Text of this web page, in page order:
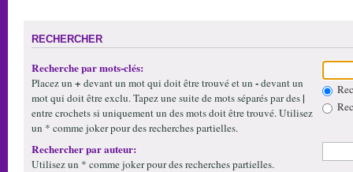
RECHERCHER
Recherche par mots-clés:
Placez un + devant un mot qui doit être trouvé et un -devant un
mot qui doit être exclu. Tapez une suite de mots séparés par des|
entre crochets si uniquement un des mots doit être trouvé. Utilisez
un * comme joker pour des recherches partielles.
Rechercher par auteur:
Utilisez un * comme joker pour des recherches partielles.